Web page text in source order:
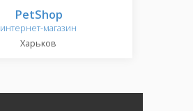
PetShop
интернет-магазин
Харьков